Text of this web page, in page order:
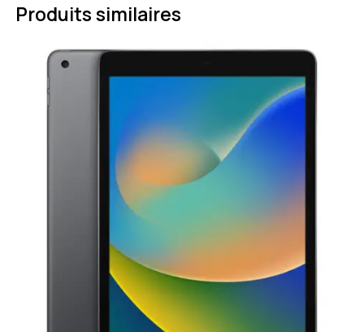
Produits similaires